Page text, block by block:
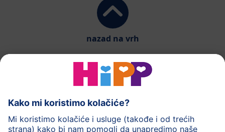
nazad na vrh
HiPP mlečna hrana
HiPP hrana za bebe